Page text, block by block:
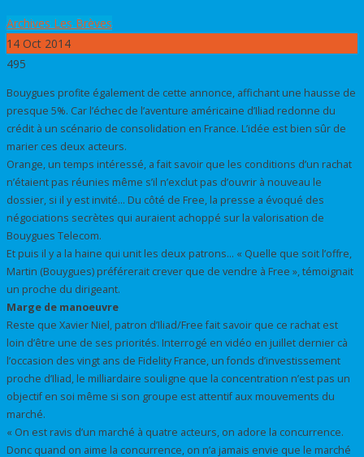
Archives Les Brèves
14 Oct 2014
495
Bouygues profite également de cette annonce, affichant une hausse de
presque 5%. Car l’échec de l’aventure américaine d’Iliad redonne du
crédit à un scénario de consolidation en France. L’idée est bien sûr de
marier ces deux acteurs.
Orange, un temps intéressé, a fait savoir que les conditions d’un rachat
n’étaient pas réunies même s’il n’exclut pas d’ouvrir à nouveau le
dossier, si il y est invité… Du côté de Free, la presse a évoqué des
négociations secrètes qui auraient achoppé sur la valorisation de
Bouygues Telecom.
Et puis il y a la haine qui unit les deux patrons… « Quelle que soit l’offre,
Martin (Bouygues) préférerait crever que de vendre à Free », témoignait
un proche du dirigeant.
Marge de manoeuvre
Reste que Xavier Niel, patron d’Iliad/Free fait savoir que ce rachat est
loin d’être une de ses priorités. Interrogé en vidéo en juillet dernier cà
l’occasion des vingt ans de Fidelity France, un fonds d’investissement
proche d’Iliad, le milliardaire souligne que la concentration n’est pas un
objectif en soi même si son groupe est attentif aux mouvements du
marché.
« On est ravis d’un marché à quatre acteurs, on adore la concurrence.
Donc quand on aime la concurrence, on n’a jamais envie que le marché